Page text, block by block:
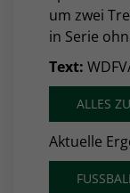
um zwei
in Serie
Text:
ALLES
Aktuelle